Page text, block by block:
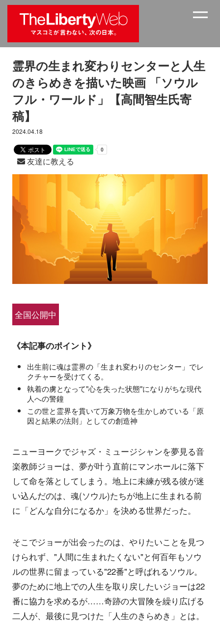
霊界の生まれ変わりセンターと人生
のきらめきを描いた映画 「ソウル
フル・ワールド」【高間智生氏寄
稿】
2024.04.18
友達に教える
全国公開中
《本記事のポイント》
出生前に魂は霊界の「生まれ変わりのセンター」でレ
クチャーを受けてくる。
執着の虜となって"心を失った状態"になりがちな現代
人への警鐘
この世と霊界を貫いて万象万物を生かしめている「原
因と結果の法則」としての創造神
ニューヨークでジャズ・ミュージシャンを夢見る音
楽教師ジョーは、夢が叶う直前にマンホールに落下
して命を落としてしまう。地上に未練が残る彼が迷
い込んだのは、魂(ソウル)たちが地上に生まれる前
に「どんな自分になるか」を決める世界だった。
そこでジョーが出会ったのは、やりたいことを見つ
けられず、"人間に生まれたくない"と何百年もソウ
ルの世界に留まっている"22番"と呼ばれるソウル。
夢のために地上での人生を取り戻したいジョーは22
番に協力を求めるが……奇跡の大冒険を繰り広げる
二人が、最後に見つけた「人生のきらめき」とは。